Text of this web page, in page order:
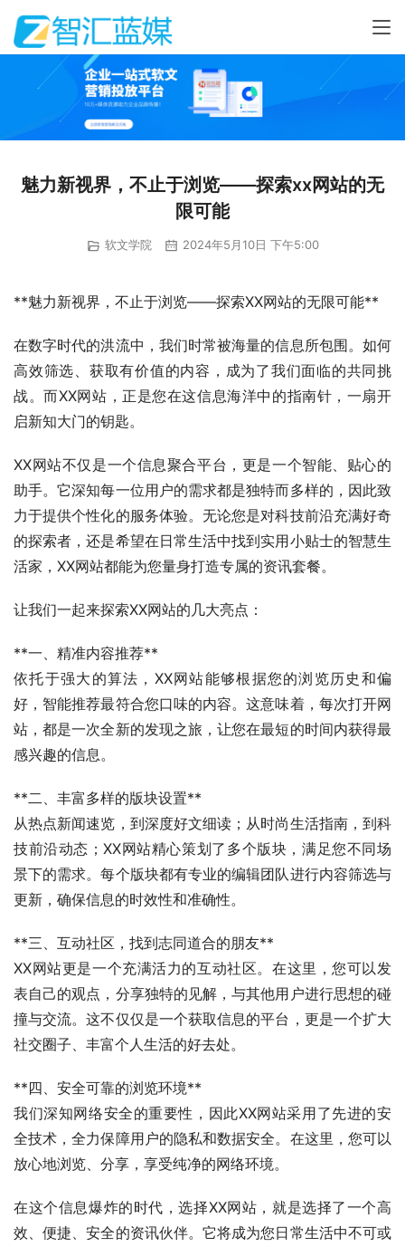
魅力新视界，不止于浏览——探索xx网站的无
限可能
软文学院 2024年5月10日 下午5:00
**魅力新视界，不止于浏览——探索XX网站的无限可能**
在数字时代的洪流中，我们时常被海量的信息所包围。如何
高效筛选、获取有价值的内容，成为了我们面临的共同挑
战。而XX网站，正是您在这信息海洋中的指南针，一扇开
启新知大门的钥匙。
XX网站不仅是一个信息聚合平台，更是一个智能、贴心的
助手。它深知每一位用户的需求都是独特而多样的，因此致
力于提供个性化的服务体验。无论您是对科技前沿充满好奇
的探索者，还是希望在日常生活中找到实用小贴士的智慧生
活家，XX网站都能为您量身打造专属的资讯套餐。
让我们一起来探索XX网站的几大亮点：
**一、精准内容推荐**
依托于强大的算法，XX网站能够根据您的浏览历史和偏
好，智能推荐最符合您口味的内容。这意味着，每次打开网
站，都是一次全新的发现之旅，让您在最短的时间内获得最
感兴趣的信息。
**二、丰富多样的版块设置**
从热点新闻速览，到深度好文细读；从时尚生活指南，到科
技前沿动态；XX网站精心策划了多个版块，满足您不同场
景下的需求。每个版块都有专业的编辑团队进行内容筛选与
更新，确保信息的时效性和准确性。
**三、互动社区，找到志同道合的朋友**
XX网站更是一个充满活力的互动社区。在这里，您可以发
表自己的观点，分享独特的见解，与其他用户进行思想的碰
撞与交流。这不仅仅是一个获取信息的平台，更是一个扩大
社交圈子、丰富个人生活的好去处。
**四、安全可靠的浏览环境**
我们深知网络安全的重要性，因此XX网站采用了先进的安
全技术，全力保障用户的隐私和数据安全。在这里，您可以
放心地浏览、分享，享受纯净的网络环境。
在这个信息爆炸的时代，选择XX网站，就是选择了一个高
效、便捷、安全的资讯伙伴。它将成为您日常生活中不可或